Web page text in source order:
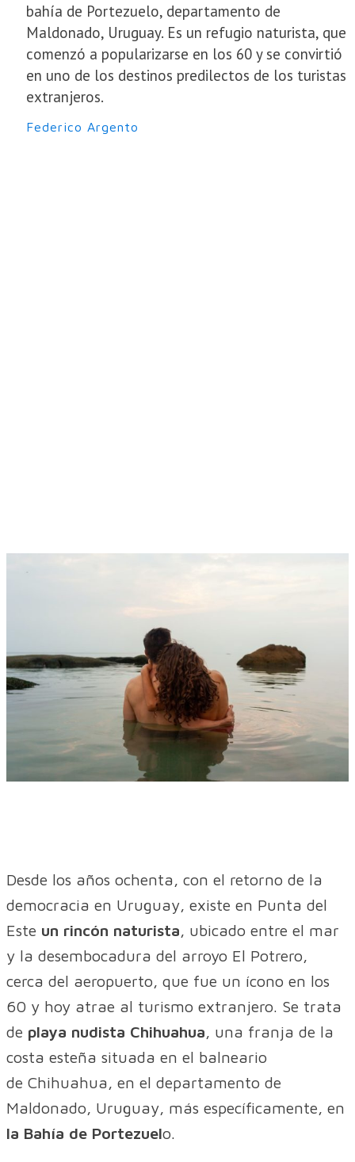
bahía de Portezuelo, departamento de
Maldonado, Uruguay. Es un refugio naturista, que
comenzó a popularizarse en los 60 y se convirtió
en uno de los destinos predilectos de los turistas
extranjeros.
Federico Argento
Desde los años ochenta, con el retorno de la
democracia en Uruguay, existe en Punta del
Este un rincón naturista, ubicado entre el mar
y la desembocadura del arroyo El Potrero,
cerca del aeropuerto, que fue un ícono en los
60 y hoy atrae al turismo extranjero. Se trata
de playa nudista Chihuahua, una franja de la
costa esteña situada en el balneario
de Chihuahua, en el departamento de
Maldonado, Uruguay, más específicamente, en
la Bahía de Portezuelo.